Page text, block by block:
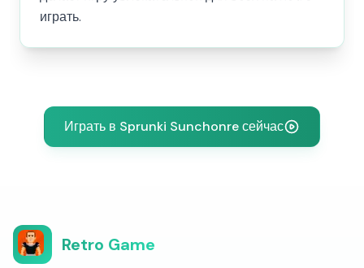
играть.
Играть в Sprunki Sunchonre сейчас
Retro Game